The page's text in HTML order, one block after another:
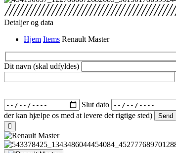
Detaljer og data
Hjem Items Renault Master
Dit navn (skal udfyldes)
Slut dato
der kan hjælpe os med at levere det rigtige sted)